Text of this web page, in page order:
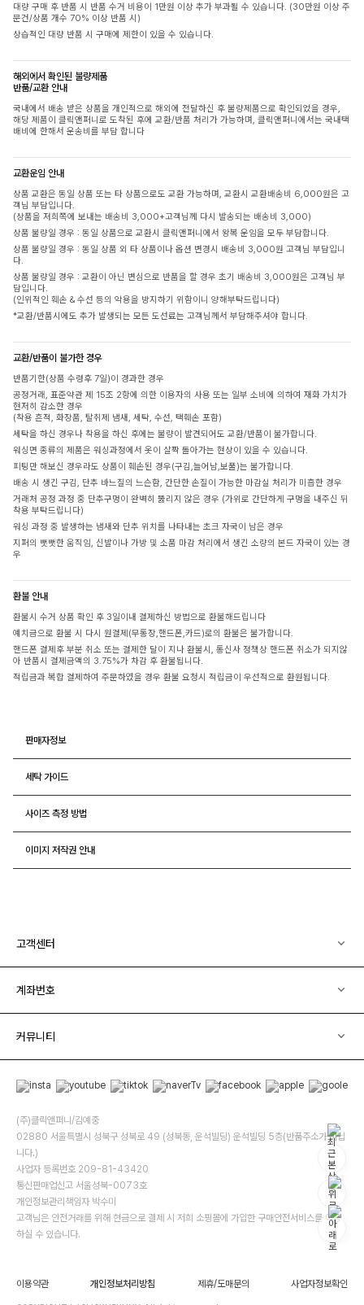
대량 구매 후 반품 시 반품 수거 비용이 1만원 이상 추가 부과될 수 있습니다. (30만원 이상 주
문건/상품 개수 70% 이상 반품 시)
상습적인 대량 반품 시 구매에 제한이 있을 수 있습니다.
해외에서 확인된 불량제품
반품/교환 안내
국내에서 배송 받은 상품을 개인적으로 해외에 전달하신 후 불량제품으로 확인되었을 경우,
해당 제품이 클릭앤퍼니로 도착된 후에 교환/반품 처리가 가능하며, 클릭앤퍼니에서는 국내택
배비에 한해서 운송비를 부담 합니다
교환운임 안내
상품 교환은 동일 상품 또는 타 상품으로도 교환 가능하며, 교환시 교환배송비 6,000원은 고
객님 부담입니다.
(상품을 저희쪽에 보내는 배송비 3,000+고객님께 다시 발송되는 배송비 3,000)
상품 불량일 경우 : 동일 상품으로 교환시 클릭앤퍼니에서 왕복 운임을 모두 부담합니다.
상품 불량일 경우 : 동일 상품 외 타 상품이나 옵션 변경시 배송비 3,000원 고객님 부담입니
다.
상품 불량일 경우 : 교환이 아닌 변심으로 반품을 할 경우 초기 배송비 3,000원은 고객님 부
담입니다.
(인위적인 훼손 & 수선 등의 악용을 방지하기 위함이니 양해부탁드립니다)
*교환/반품시에도 추가 발생되는 모든 도선료는 고객님께서 부담해주셔야 합니다.
교환/반품이 불가한 경우
반품기한(상품 수령후 7일)이 경과한 경우
공정거래, 표준약관 제 15조 2항에 의한 이용자의 사용 또는 일부 소비에 의하여 재화 가치가
현저히 감소한 경우
(착용 흔적, 화장품, 탈취제 냄새, 세탁, 수선, 택훼손 포함)
세탁을 하신 경우나 착용을 하신 후에는 불량이 발견되어도 교환/반품이 불가합니다.
워싱면 종류의 제품은 워싱과정에서 옷이 살짝 돌아가는 현상이 있을 수 있습니다.
피팅만 해보신 경우라도 상품이 훼손된 경우(구김,늘어남,보풀)는 불가합니다.
배송 시 생긴 구김, 단추 바느질의 느슨함, 간단한 손질이 가능한 마감실 처리가 미흡한 경우
거래처 공정 과정 중 단추구멍이 완벽히 뚫리지 않은 경우 (가위로 간단하게 구멍을 내주신 뒤
착용 부탁드립니다)
워싱 과정 중 발생하는 냄새와 단추 위치를 나타내는 초크 자국이 남은 경우
지퍼의 뻣뻣한 움직임, 신발이나 가방 및 소품 마감 처리에서 생긴 소량의 본드 자국이 있는 경
우
환불 안내
환불시 수거 상품 확인 후 3일이내 결제하신 방법으로 환불해드립니다
예치금으로 환불 시 다시 원결제(무통장,핸드폰,카드)로의 환불은 불가합니다.
핸드폰 결제후 부분 취소 또는 결제한 달이 지나 환불시, 통신사 정책상 핸드폰 취소가 되지않
아 반품시 결제금액의 3.75%가 차감 후 환불됩니다.
적립금과 복합 결제하여 주문하였을 경우 환불 요청시 적립금이 우선적으로 환원됩니다.
판매자정보
세탁 가이드
사이즈 측정 방법
이미지 저작권 안내
고객센터
계좌번호
커뮤니티
(주)클릭앤퍼니/김예중
02880 서울특별시 성북구 성북로 49 (성북동, 운석빌딩) 운석빌딩 5층(반품주소가 아닙
니다.)
사업자 등록번호 209-81-43420
통신판매업신고 서울성북-0073호
개인정보관리책임자 박수미
고객님은 안전거래를 위해 현금으로 결제 시 저희 소핑몰에 가입한 구매안전서비스를 이용
하실 수 있습니다.
이용약관 개인정보처리방침 제휴/도매문의 사업자정보확인